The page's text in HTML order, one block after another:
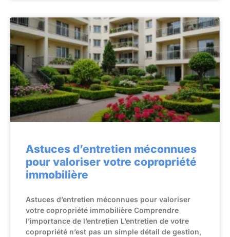
Astuces d’entretien méconnues
pour valoriser votre copropriété
immobilière
Astuces d’entretien méconnues pour valoriser
votre copropriété immobilière Comprendre
l’importance de l’entretien L’entretien de votre
copropriété n’est pas un simple détail de gestion,